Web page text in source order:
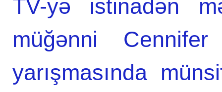
TV-yə istinadən
müğənni
yarışmasında